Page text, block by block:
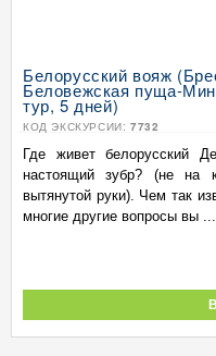
Белорусский вояж
Беловежская пуща-
тур, 5 дней)
КОД ЭКСКУРСИИ: 7732
Где живет белорусский
настоящий зубр? (не на
вытянутой руки). Чем так
многие другие вопросы вы ...